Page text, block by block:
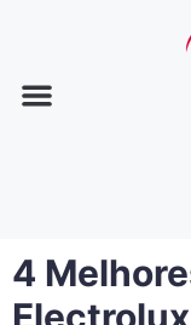
4
Electrolux